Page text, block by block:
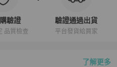
驗證
品質檢查
驗證通過出貨
平台發貨給買家
了解更多